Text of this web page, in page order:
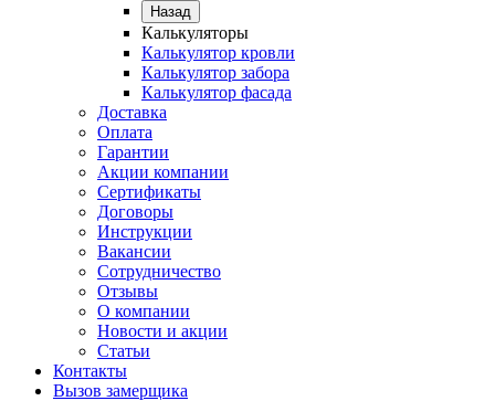
Назад
Калькуляторы
Калькулятор кровли
Калькулятор забора
Калькулятор фасада
Доставка
Оплата
Гарантии
Акции компании
Сертификаты
Договоры
Инструкции
Вакансии
Сотрудничество
Отзывы
О компании
Новости и акции
Статьи
Контакты
Вызов замерщика